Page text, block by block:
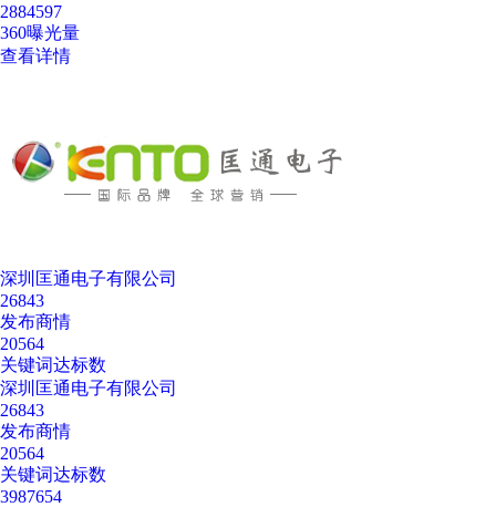
2884597
360曝光量
查看详情
深圳匡通电子有限公司
26843
发布商情
20564
关键词达标数
深圳匡通电子有限公司
26843
发布商情
20564
关键词达标数
3987654